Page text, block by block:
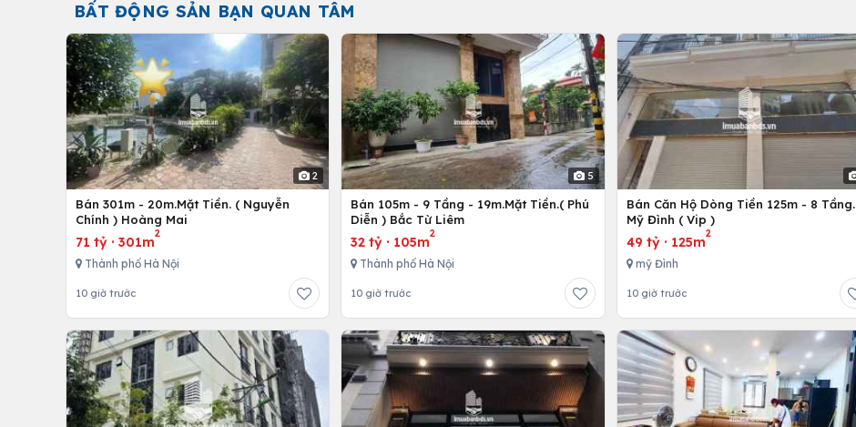
BẤT ĐỘNG SẢN BẠN QUAN TÂM
2
Bán 301m - 20m.Mặt Tiền. ( Nguyễn
Chính ) Hoàng Mai
71 tỷ · 301m
2
Thành phố Hà Nội
10 giờ trước
5
Bán 105m - 9 Tầng - 19m.Mặt Tiền.( Phú
Diễn ) Bắc Từ Liêm
32 tỷ · 105m
2
Thành phố Hà Nội
10 giờ trước
Bán Căn Hộ Dòng Tiền 125m - 8 Tầng.
Mỹ Đình ( Vip )
49 tỷ· 125m
2
mỹ Đình
10 giờ trước